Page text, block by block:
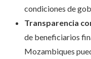
condiciones de
Transparencia
de beneficiarios
Mozambiques